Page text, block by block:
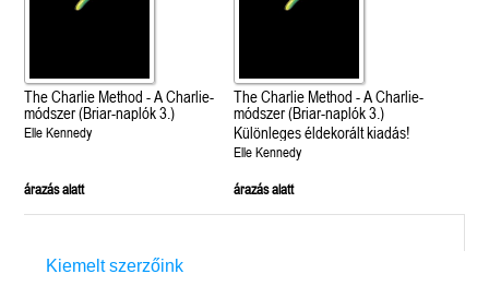
The Charlie Method - A Charlie-
módszer (Briar-naplók 3.)
Elle Kennedy
árazás alatt
The Charlie Method - A Charlie-
módszer (Briar-naplók 3.)
Különleges éldekorált kiadás!
Elle Kennedy
árazás alatt
Kiemelt szerzőink